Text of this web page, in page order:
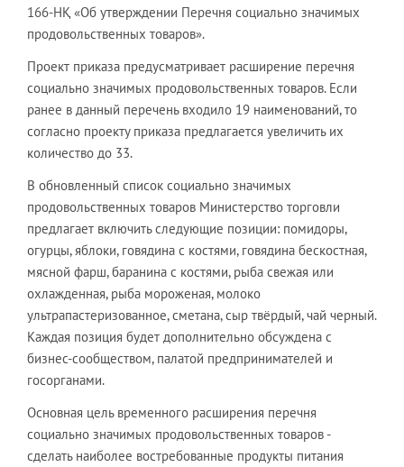
166-НҚ «Об утверждении Перечня социально значимых
продовольственных товаров».
Проект приказа предусматривает расширение перечня
социально значимых продовольственных товаров. Если
ранее в данный перечень входило 19 наименований, то
согласно проекту приказа предлагается увеличить их
количество до 33.
В обновленный список социально значимых
продовольственных товаров Министерство торговли
предлагает включить следующие позиции: помидоры,
огурцы, яблоки, говядина с костями, говядина бескостная,
мясной фарш, баранина с костями, рыба свежая или
охлажденная, рыба мороженая, молоко
ультрапастеризованное, сметана, сыр твёрдый, чай черный.
Каждая позиция будет дополнительно обсуждена с
бизнес-сообществом, палатой предпринимателей и
госорганами.
Основная цель временного расширения перечня
социально значимых продовольственных товаров -
сделать наиболее востребованные продукты питания